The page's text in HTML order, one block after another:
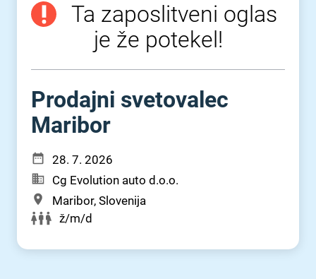
Ta zaposlitveni oglas
je že potekel!
Prodajni svetovalec
Maribor
28. 7. 2026
Cg Evolution auto d.o.o.
Maribor, Slovenija
ž/m/d